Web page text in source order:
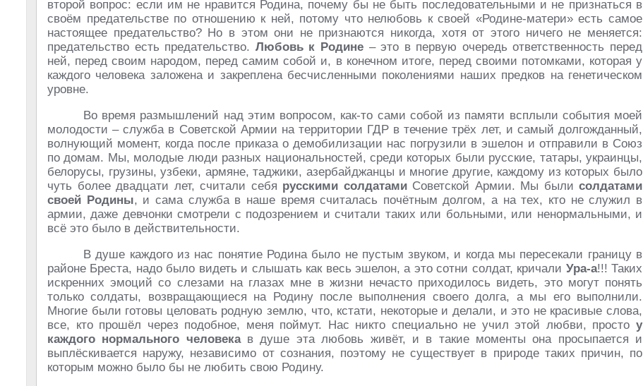
второй вопрос: если им не нравится Родина, почему бы не быть последовательными и не признаться в
своём предательстве по отношению к ней, потому что нелюбовь к своей «Родине-матери» есть самое
настоящее предательство? Но в этом они не признаются никогда, хотя от этого ничего не меняется:
предательство есть предательство. Любовь к Родине– это в первую очередь ответственность перед
ней, перед своим народом, перед самим собой и, в конечном итоге, перед своими потомками, которая у
каждого человека заложена и закреплена бесчисленными поколениями наших предков на генетическом
уровне.
Во время размышлений над этим вопросом, как-то сами собой из памяти всплыли события моей
молодости – служба в Советской Армии на территории ГДР в течение трёх лет, и самый долгожданный,
волнующий момент, когда после приказа о демобилизации нас погрузили в эшелон и отправили в Союз
по домам. Мы, молодые люди разных национальностей, среди которых были русские, татары, украинцы,
белорусы, грузины, узбеки, армяне, таджики, азербайджанцы и многие другие, каждому из которых было
чуть более двадцати лет, считали себя русскими солдатамиСоветской Армии. Мы были солдатами
своей Родины, и сама служба в наше время считалась почётным долгом, а на тех, кто не служил в
армии, даже девчонки смотрели с подозрением и считали таких или больными, или ненормальными, и
всё это было в действительности.
В душе каждого из нас понятие Родина было не пустым звуком, и когда мы пересекали границу в
районе Бреста, надо было видеть и слышать как весь эшелон, а это сотни солдат, кричали Ура-а!!! Таких
искренних эмоций со слезами на глазах мне в жизни нечасто приходилось видеть, это могут понять
только солдаты, возвращающиеся на Родину после выполнения своего долга, а мы его выполнили.
Многие были готовы целовать родную землю, что, кстати, некоторые и делали, и это не красивые слова,
все, кто прошёл через подобное, меня поймут. Нас никто специально не учил этой любви, просто у
каждого нормального человекав душе эта любовь живёт, и в такие моменты она просыпается и
выплёскивается наружу, независимо от сознания, поэтому не существует в природе таких причин, по
которым можно было бы не любить свою Родину.